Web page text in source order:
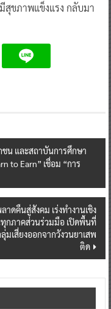
ขภาพแข็งแรง กลับมา
น และสถาบันการศึกษา
to Earn” เชื่อม “การ
ดคืนสู่สังคม เร่งทำงานเชิง
กภาคส่วนร่วมมือ เปิดพื้นที่
เสี่ยงออกจากวังวนยาเสพ
ติด